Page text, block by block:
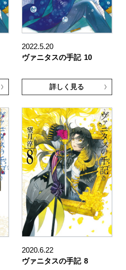
2022.5.20
ヴァニタスの手記 10
詳しく見る
2020.6.22
ヴァニタスの手記 8